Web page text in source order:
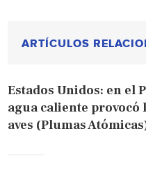
ARTÍCULOS
Estados Unidos: en el
agua caliente
aves (Plumas